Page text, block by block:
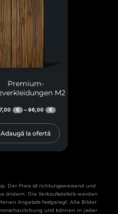
Premium-
M2
€ – 96,00 €
Adaugă la ofertă
Der Preis ist richtungsweisend und
ändern. Die Verkaufsdetails werden
Angebots festgelegt. Alle Bilder
und können in jeder